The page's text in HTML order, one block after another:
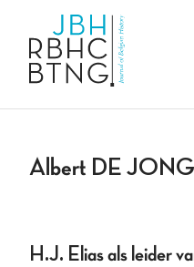
Albert DE
H.J. Elias als leider